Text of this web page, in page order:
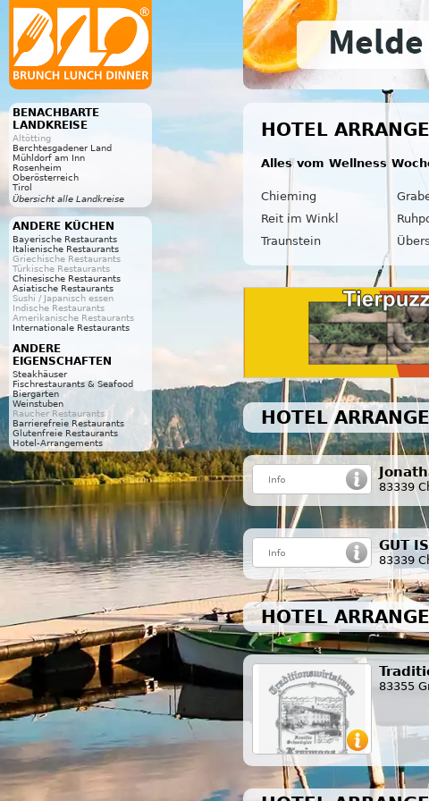
BENACHBARTE
LANDKREISE
Altötting
Berchtesgadener Land
Mühldorf am Inn
Rosenheim
Oberösterreich
Tirol
Übersicht alle Landkreise
ANDERE KÜCHEN
Bayerische Restaurants
Italienische Restaurants
Griechische Restaurants
Türkische Restaurants
Chinesische Restaurants
Asiatische Restaurants
Sushi / Japanisch essen
Indische Restaurants
Amerikanische Restaurants
Internationale Restaurants
ANDERE
EIGENSCHAFTEN
Steakhäuser
Fischrestaurants & Seafood
Biergarten
Weinstuben
Raucher Restaurants
Barrierefreie Restaurants
Glutenfreie Restaurants
Hotel-Arrangements
HOTEL
Alles vom Wellness
Chieming
Reit im Winkl
Traunstein
HOTEL
83339
GUT
83339
HOTEL
83355